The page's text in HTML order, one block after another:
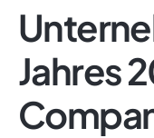
Jahres